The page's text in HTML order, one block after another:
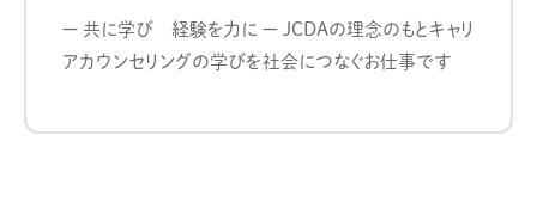
ー 共に学び 経験を力に ー JCDAの理念のもとキャリ
アカウンセリングの学びを社会につなぐお仕事です